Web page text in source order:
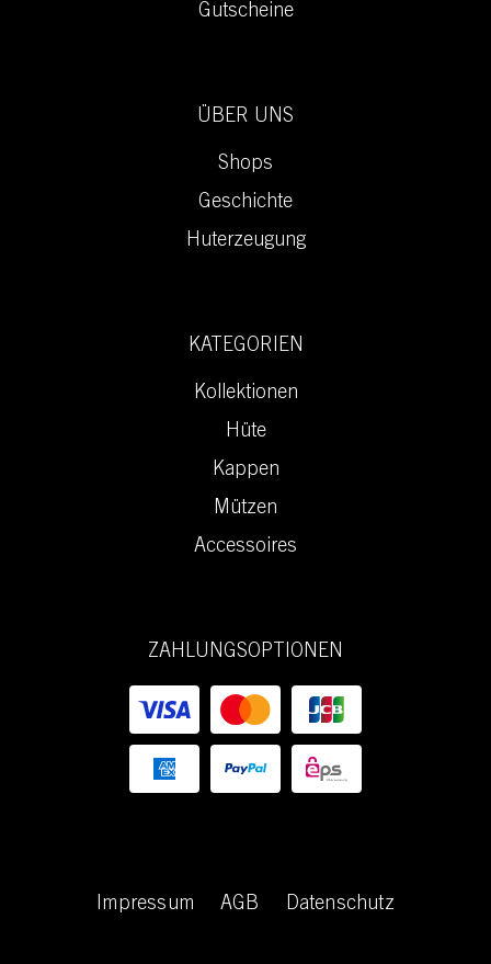
Gutscheine
ÜBER UNS
Shops
Geschichte
Huterzeugung
KATEGORIEN
Kollektionen
Hüte
Kappen
Mützen
Accessoires
ZAHLUNGSOPTIONEN
Mühlbauer
Impressum AGB Datenschutz